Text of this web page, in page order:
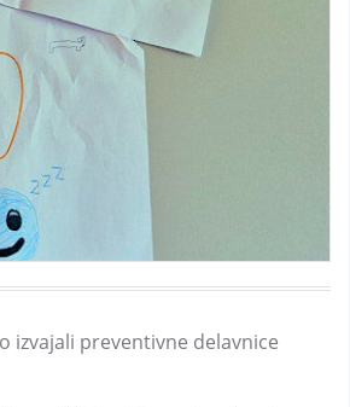
izvajali preventivne delavnice